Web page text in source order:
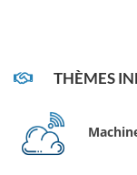
THÈMES